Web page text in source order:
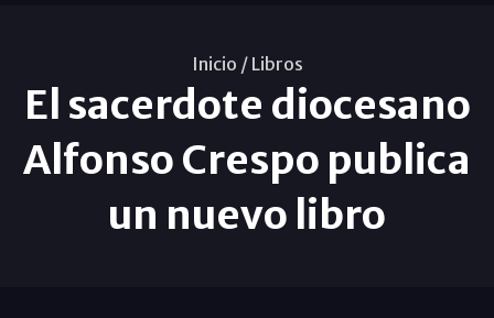
Inicio / Libros
El sacerdote diocesano
Alfonso Crespo publica
un nuevo libro